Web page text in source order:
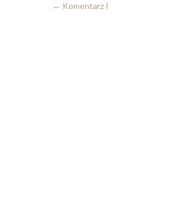
← Komentarz I